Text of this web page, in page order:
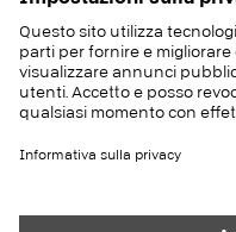
APPLICAZIONI
SOSTENIBILITA